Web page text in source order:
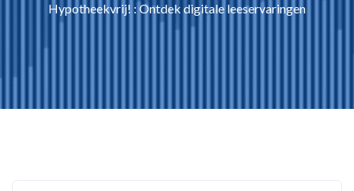
Hypotheekvrij! : Ontdek digitale leeservaringen